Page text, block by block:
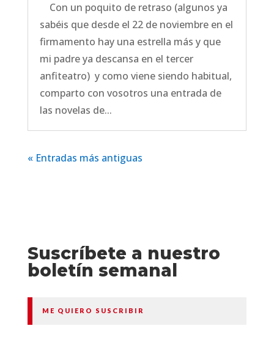
Con un poquito de retraso (algunos ya
sabéis que desde el 22 de noviembre en el
firmamento hay una estrella más y que
mi padre ya descansa en el tercer
anfiteatro) y como viene siendo habitual,
comparto con vosotros una entrada de
las novelas de...
« Entradas más antiguas
Suscríbete a nuestro
boletín semanal
ME QUIERO SUSCRIBIR